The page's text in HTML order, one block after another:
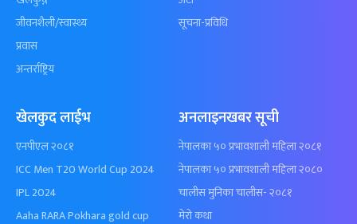
जीवनशैली/स्वास्थ्य
प्रवास
अन्तर्राष्ट्रिय
सूचना-प्रविधि
खेलकुद लाईभ
एनपीएल २०८१
ICC Men T20 World Cup 2024
IPL 2024
Aaha RARA Pokhara gold cup
अनलाइनखबर सूची
नेपालका ५० प्रभावशाली महिला २०८१
नेपालका ५० प्रभावशाली महिला २०८०
चालीस मुनिका चालीस- २०८१
मेरो कथा